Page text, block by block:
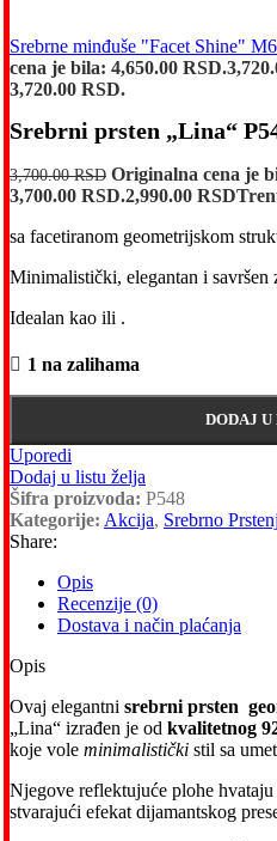
Srebrne minđuše "Facet Shine"
cena je bila: 4,650.00 RSD.
3,720.00 RSD.
Srebrni prsten „Lina“
3,700.00RSD Originalna cena je
3,700.00 RSD.2,990.00 RSD
sa facetiranom geometrijskom
Minimalistički, elegantan i savršen
Idealan kao ili .
1 na zalihama
DODAJ U
Uporedi
Dodaj u listu želja
Šifra proizvoda: P548
Kategorije: Akcija, Srebrno
Share:
Opis
Recenzije (0)
Dostava i način plaćanja
Opis
Ovaj elegantni srebrni prsten
„Lina“ izrađen je od kvalitetnog
koje vole minimalistički stil sa
Njegove reflektujuće plohe
stvarajući efekat dijamantskog